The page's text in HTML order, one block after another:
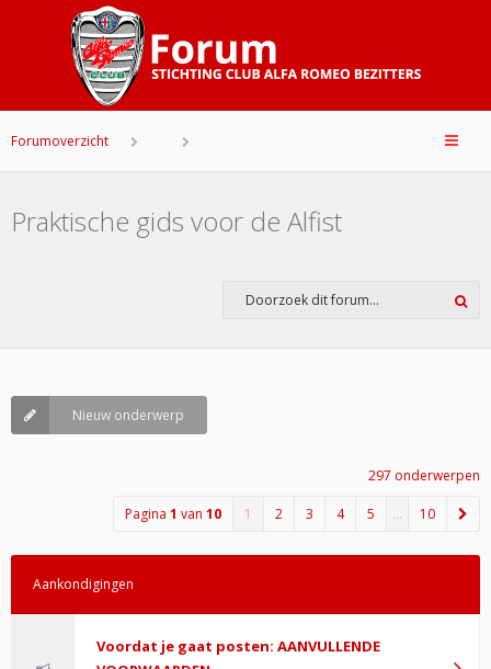
Forumoverzicht
Praktische gids voor de Alfist
Nieuw onderwerp
297 onderwerpen
Pagina 1 van 10 1 2 3 4 5 … 10
Aankondigingen
Voordat je gaat posten: AANVULLENDE